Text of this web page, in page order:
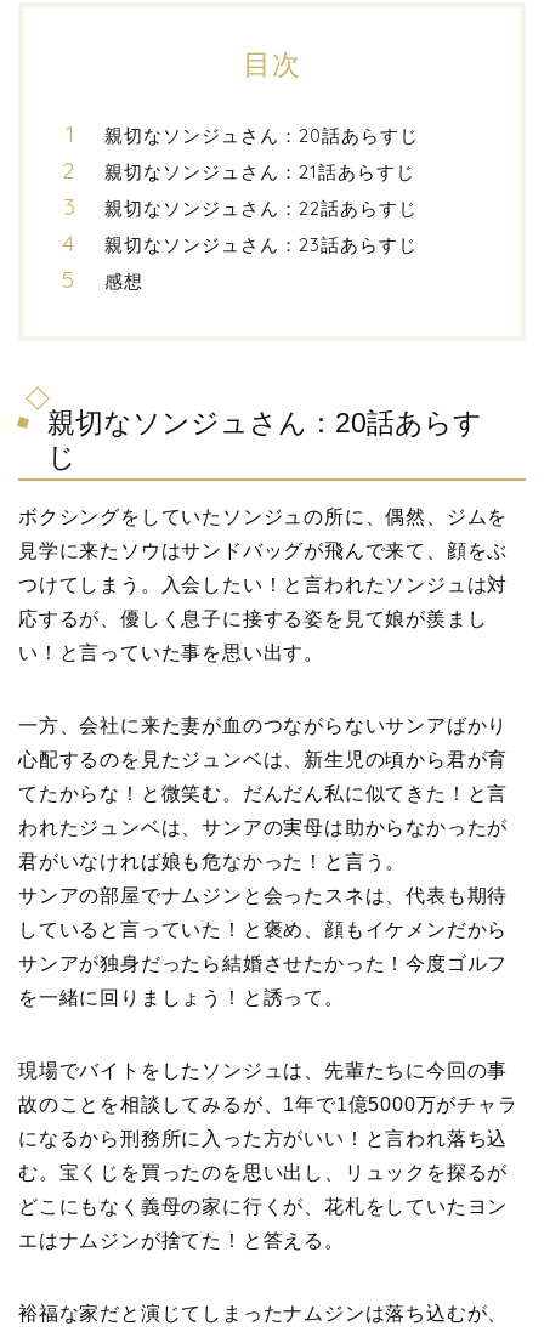
目次
親切なソンジュさん：20話あらすじ
親切なソンジュさん：21話あらすじ
親切なソンジュさん：22話あらすじ
親切なソンジュさん：23話あらすじ
感想
親切なソンジュさん：20話あらす
じ
ボクシングをしていたソンジュの所に、偶然、ジムを
見学に来たソウはサンドバッグが飛んで来て、顔をぶ
つけてしまう。入会したい！と言われたソンジュは対
応するが、優しく息子に接する姿を見て娘が羨まし
い！と言っていた事を思い出す。
一方、会社に来た妻が血のつながらないサンアばかり
心配するのを見たジュンベは、新生児の頃から君が育
てたからな！と微笑む。だんだん私に似てきた！と言
われたジュンベは、サンアの実母は助からなかったが
君がいなければ娘も危なかった！と言う。
サンアの部屋でナムジンと会ったスネは、代表も期待
していると言っていた！と褒め、顔もイケメンだから
サンアが独身だったら結婚させたかった！今度ゴルフ
を一緒に回りましょう！と誘って。
現場でバイトをしたソンジュは、先輩たちに今回の事
故のことを相談してみるが、1年で1億5000万がチャラ
になるから刑務所に入った方がいい！と言われ落ち込
む。宝くじを買ったのを思い出し、リュックを探るが
どこにもなく義母の家に行くが、花札をしていたヨン
エはナムジンが捨てた！と答える。
裕福な家だと演じてしまったナムジンは落ち込むが、